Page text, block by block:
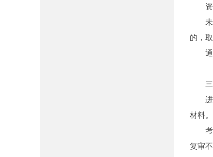
的，
材料。
复审